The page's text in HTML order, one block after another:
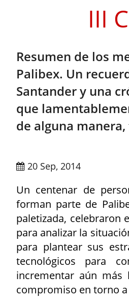
III
Resumen de los
Palibex. Un
Santander y una
que
de alguna
20 Sep, 2014
Un centenar de
forman parte de
paletizada, celebraron
para analizar la
para plantear sus
tecnológicos para
incrementar aún
compromiso en torno